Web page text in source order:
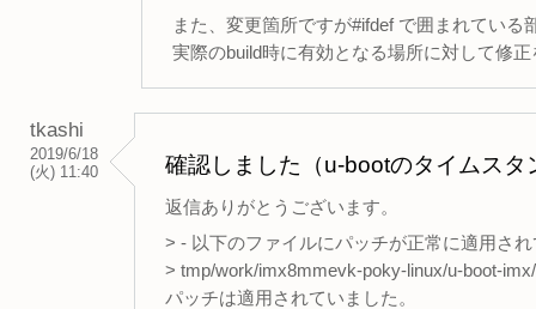
また、変更箇所ですが#ifdef で囲まれている
実際のbuild時に有効となる場所に対して修
tkashi
2019/6/18
(火) 11:40
確認しました（u-bootのタイムスタ
返信ありがとうございます。
> - 以下のファイルにパッチが正常に適用さ
> tmp/work/imx8mmevk-poky-linux/u-boot-
パッチは適用されていました。